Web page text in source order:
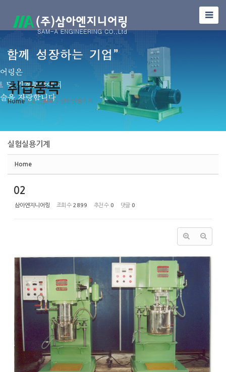
취급품목
Home / 취급품목 / 실험실용기계
실험실용기계
Home
02
삼아엔지니어링 조회 수 2899 추천 수 0 댓글 0
Sketchbook5, 스케치북5
Sketchbook5, 스케치북5